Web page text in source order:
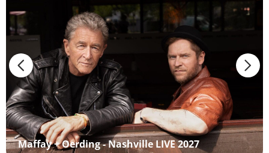
Maffay + Oerding - Nashville LIVE 2027